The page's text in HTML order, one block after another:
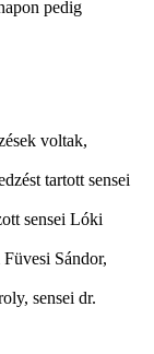
pedig
voltak,
tartott sensei
sensei Lóki
Sándor,
sensei dr.